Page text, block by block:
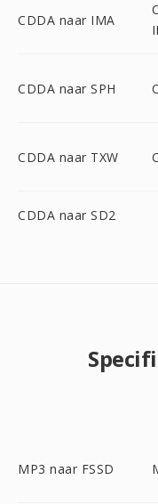
CDDA naar IMA
CDDA naar SPH
CDDA naar TXW
CDDA naar SD2
MP3 naar FSSD